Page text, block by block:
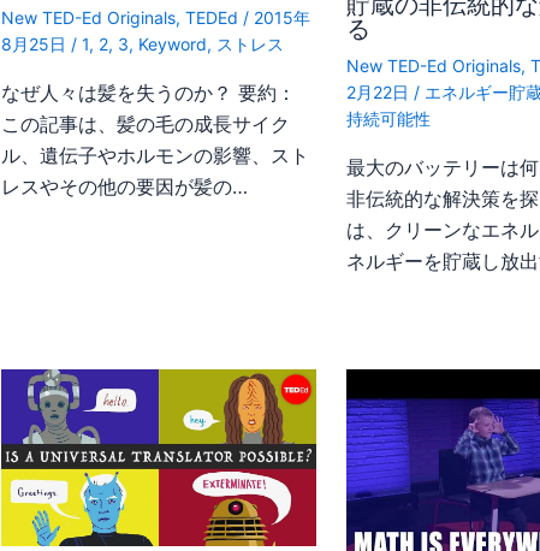
New TED-Ed Originals,TEDEd / 2015年
8月25日 /1, 2, 3, Keyword, ストレス
なぜ人々は髪を失うのか？ 要約：
この記事は、髪の毛の成長サイク
ル、遺伝子やホルモンの影響、スト
レスやその他の要因が髪の…
る
New TED-Ed Originals,
2月22日 / エネルギー貯
持続可能性
最大のバッテリーは
非伝統的な解決策を
は、クリーンなエネ
ネルギーを貯蔵し放